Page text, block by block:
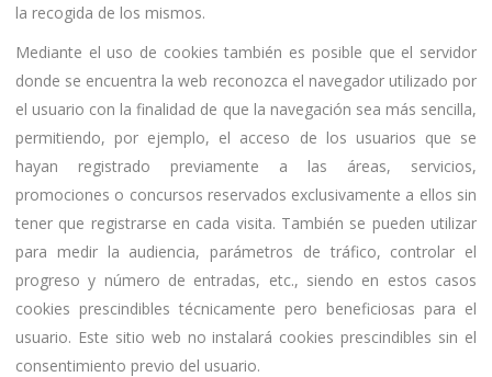
la recogida de los mismos.
Mediante el uso de cookies también es posible que el servidor
donde se encuentra la web reconozca el navegador utilizado por
el usuario con la finalidad de que la navegación sea más sencilla,
permitiendo, por ejemplo, el acceso de los usuarios que se
hayan registrado previamente a las áreas, servicios,
promociones o concursos reservados exclusivamente a ellos sin
tener que registrarse en cada visita. También se pueden utilizar
para medir la audiencia, parámetros de tráfico, controlar el
progreso y número de entradas, etc., siendo en estos casos
cookies prescindibles técnicamente pero beneficiosas para el
usuario. Este sitio web no instalará cookies prescindibles sin el
consentimiento previo del usuario.